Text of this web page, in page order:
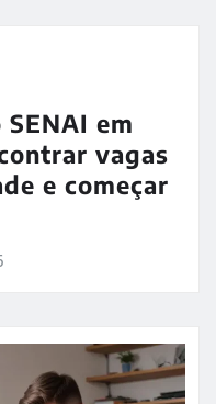
em
vagas
e começar